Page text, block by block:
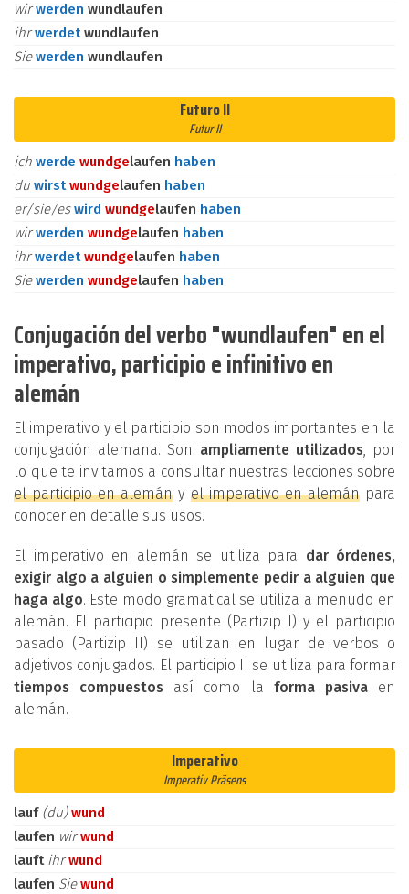
wirwerden wundlaufen
ihrwerdetwundlaufen
Siewerden wundlaufen
Futuro II
Futur II
ich werde wundgelaufen haben
du wirstwundgelaufen haben
er/sie/eswird wundgelaufen haben
wirwerden wundgelaufen haben
ihrwerdetwundgelaufen haben
Siewerden wundgelaufen haben
Conjugación del verbo "wundlaufen" en el
imperativo, participio e infinitivo en
alemán
El imperativo y el participio son modos importantes en la
conjugación alemana. Son ampliamente utilizados, por
lo que te invitamos a consultar nuestras lecciones sobre
el participio en alemán y el imperativo en alemánpara
conocer en detalle sus usos.
El imperativo en alemán se utiliza para dar órdenes,
exigir algo a alguien o simplemente pedir a alguien que
haga algo. Este modo gramatical se utiliza a menudo en
alemán. El participio presente (Partizip I) y el participio
pasado (Partizip II) se utilizan en lugar de verbos o
adjetivos conjugados. El participio II se utiliza para formar
tiempos compuestos así como la forma pasivaen
alemán.
Imperativo
Imperativ Präsens
lauf (du)wund
laufen wirwund
lauft ihrwund
laufen Siewund